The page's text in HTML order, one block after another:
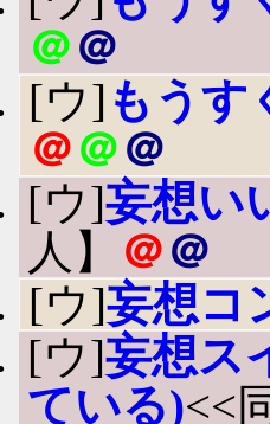
＠＠
[ウ] もうす
＠＠＠
[ウ]妄想い
人】
＠＠
[ウ]妄想コ
[ウ]妄想ス
ている)<<